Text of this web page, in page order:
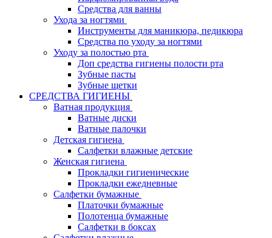
Средства для ванны
Ухода за ногтями
Инструменты для маникюра, педикюра
Средства по уходу за ногтями
Уходу за полостью рта
Доп средства гигиены полости рта
Зубные пасты
Зубные щетки
СРЕДСТВА ГИГИЕНЫ
Ватная продукция
Ватные диски
Ватные палочки
Детская гигиена
Салфетки влажные детские
Женская гигиена
Прокладки гигиенические
Прокладки ежедневные
Салфетки бумажные
Платочки бумажные
Полотенца бумажные
Салфетки в боксах